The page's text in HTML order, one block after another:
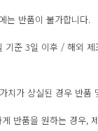
는 반품이 불가합니다.
준 3일 이후 / 해외 제
치가 상실된 경우 반품
반품을 원하는 경우,